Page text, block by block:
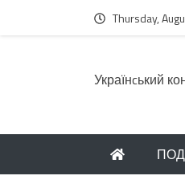
Thursday,
Українcький